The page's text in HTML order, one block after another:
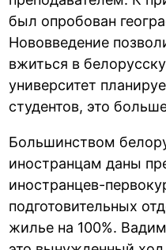
был опробован
Нововведение
вжиться в
университет
студентов, это
Большинством
иностранцам даны
иностранцев-
подготовительных
жилье на 100%.